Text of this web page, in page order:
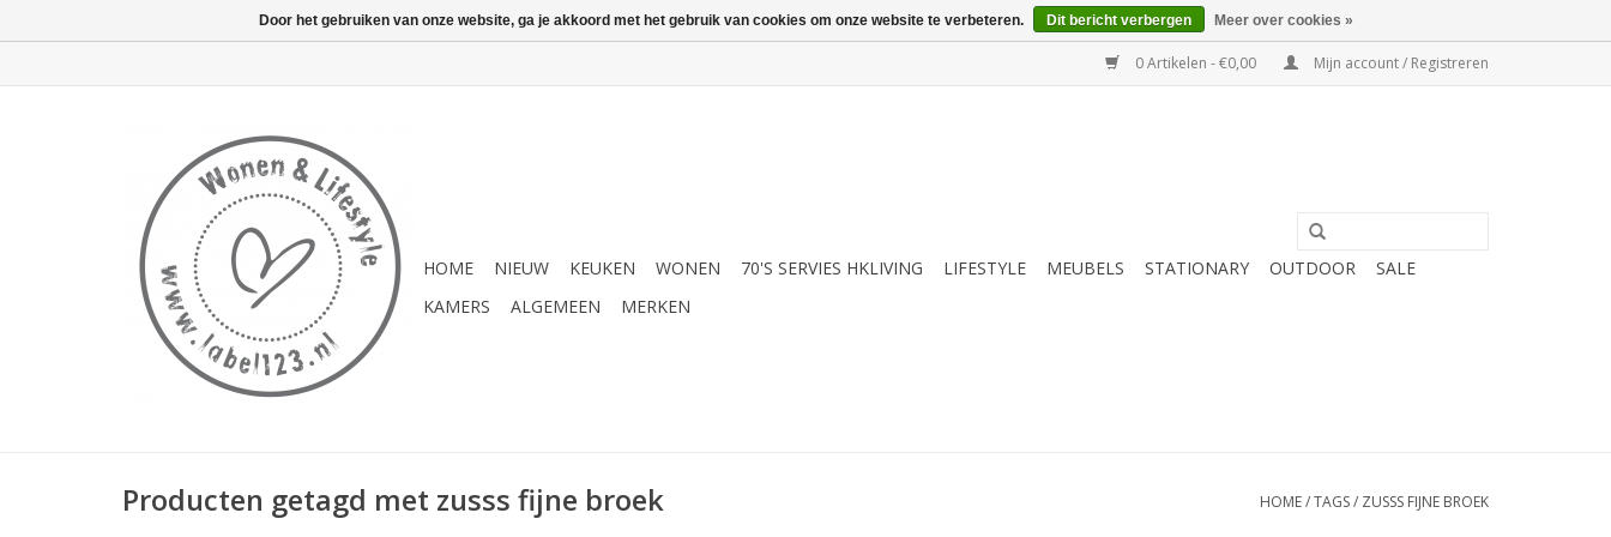
0 Artikelen - €0,00 Mijn account / Registreren
HOME NIEUW KEUKEN WONEN 70'S SERVIES HKLIVING LIFESTYLE MEUBELS STATIONARY OUTDOOR
SALE
KAMERS
ALGEMEEN MERKEN
Producten getagd met zusss fijne broek HOME/TAGS/ ZUSSS FIJNE BROEK
Door het gebruiken van onze website, ga je akkoord met het gebruik van cookies om onze website te verbeteren. Dit bericht verbergen Meer over cookies »